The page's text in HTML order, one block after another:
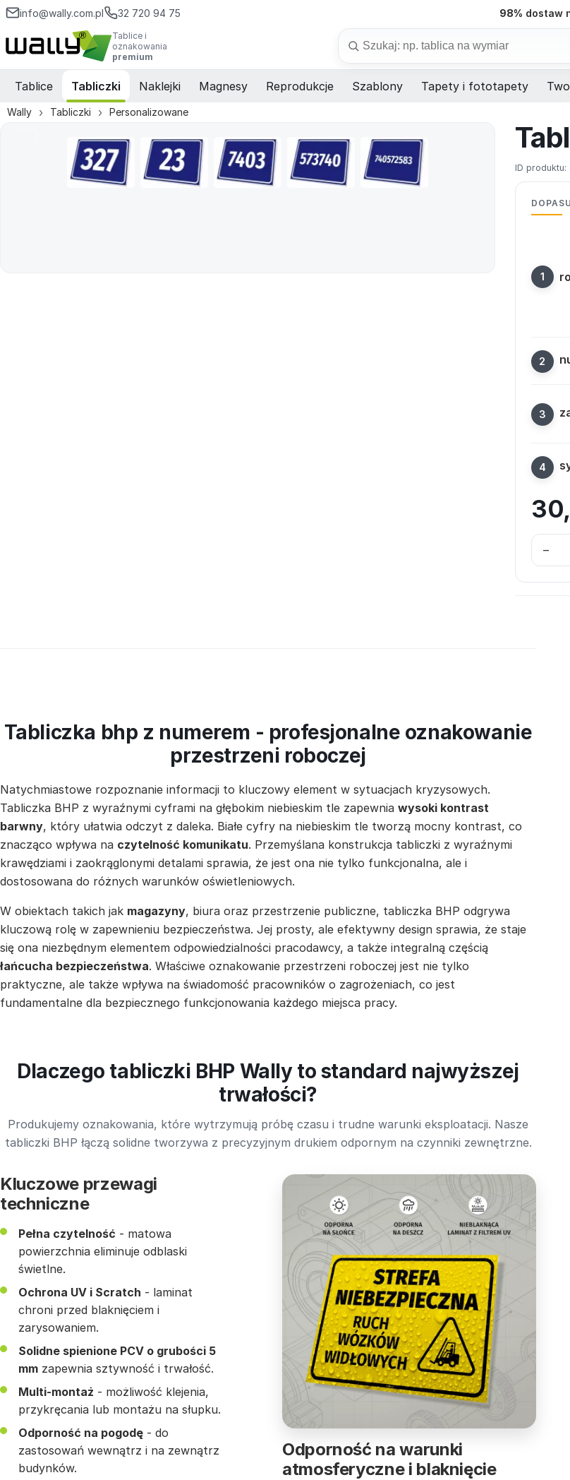
info@wally.com.pl 32 720 94 75 98% dostaw
Tablice i
oznakowania
premium
Tablice Tabliczki Naklejki Magnesy Reprodukcje Szablony Tapety i fototapety
Wally Tabliczki Personalizowane
ID produktu:
–
Tabliczka bhp z numerem - profesjonalne oznakowanie
przestrzeni roboczej
Natychmiastowe rozpoznanie informacji to kluczowy element w sytuacjach kryzysowych.
Tabliczka BHP z wyraźnymi cyframi na głębokim niebieskim tle zapewnia wysoki kontrast
barwny, który ułatwia odczyt z daleka. Białe cyfry na niebieskim tle tworzą mocny kontrast, co
znacząco wpływa na czytelność komunikatu. Przemyślana konstrukcja tabliczki z wyraźnymi
krawędziami i zaokrąglonymi detalami sprawia, że jest ona nie tylko funkcjonalna, ale i
dostosowana do różnych warunków oświetleniowych.
W obiektach takich jak magazyny, biura oraz przestrzenie publiczne, tabliczka BHP odgrywa
kluczową rolę w zapewnieniu bezpieczeństwa. Jej prosty, ale efektywny design sprawia, że staje
się ona niezbędnym elementem odpowiedzialności pracodawcy, a także integralną częścią
łańcucha bezpieczeństwa. Właściwe oznakowanie przestrzeni roboczej jest nie tylko
praktyczne, ale także wpływa na świadomość pracowników o zagrożeniach, co jest
fundamentalne dla bezpiecznego funkcjonowania każdego miejsca pracy.
Dlaczego tabliczki BHP Wally to standard najwyższej
trwałości?
Produkujemy oznakowania, które wytrzymują próbę czasu i trudne warunki eksploatacji. Nasze
tabliczki BHP łączą solidne tworzywa z precyzyjnym drukiem odpornym na czynniki zewnętrzne.
Kluczowe przewagi
techniczne
Pełna czytelność - matowa
powierzchnia eliminuje odblaski
świetlne.
Ochrona UV i Scratch - laminat
chroni przed blaknięciem i
zarysowaniem.
Solidne spienione PCV o grubości 5
mm zapewnia sztywność i trwałość.
Multi-montaż - możliwość klejenia,
przykręcania lub montażu na słupku.
Odporność na pogodę - do
zastosowań wewnątrz i na zewnątrz
budynków.
Odporność na warunki
atmosferyczne i blaknięcie